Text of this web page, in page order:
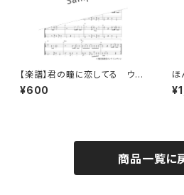
【楽譜】君の瞳に恋してる ウク
レレアンサンブル（三重奏）
¥600
ほ
し
商品一覧に